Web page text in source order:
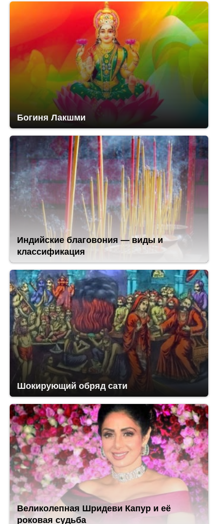
Богиня Лакшми
Индийские благовония — виды и
классификация
Шокирующий обряд сати
Великолепная Шридеви Капур и её
роковая судьба